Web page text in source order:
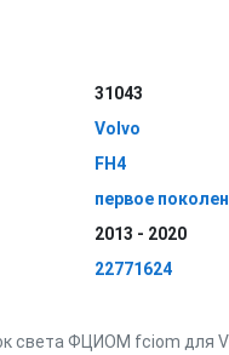
31043
Volvo
FH4
первое
2013 - 2020
22771624
света ФЦИОМ fciom для